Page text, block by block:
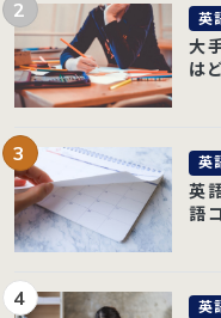
英
大
は
英
英
語
英